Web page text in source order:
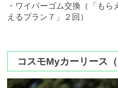
・ワイパーゴム交換（「も
えるプラン７」２回）
コスモMyカーリース（